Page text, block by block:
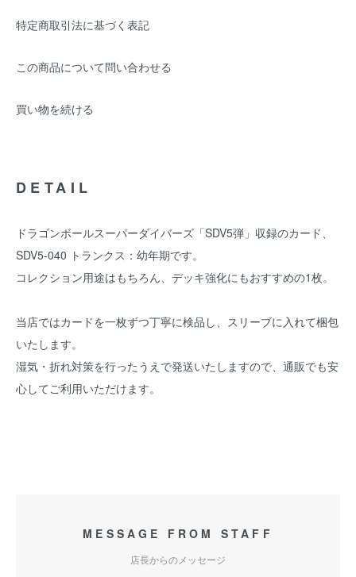
特定商取引法に基づく表記
この商品について問い合わせる
買い物を続ける
DETAIL
ドラゴンボールスーパーダイバーズ「SDV5弾」収録のカード、
SDV5-040 トランクス：幼年期です。
コレクション用途はもちろん、デッキ強化にもおすすめの1枚。
当店ではカードを一枚ずつ丁寧に検品し、スリーブに入れて梱包
いたします。
湿気・折れ対策を行ったうえで発送いたしますので、通販でも安
心してご利用いただけます。
MESSAGE FROM STAFF
店長からのメッセージ